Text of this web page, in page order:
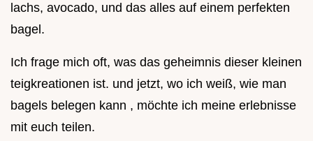
lachs, avocado, und das alles auf einem perfekten
bagel.
Ich frage mich oft, was das geheimnis dieser kleinen
teigkreationen ist. und jetzt, wo ich weiß, wie man
bagels belegen kann , möchte ich meine erlebnisse
mit euch teilen.